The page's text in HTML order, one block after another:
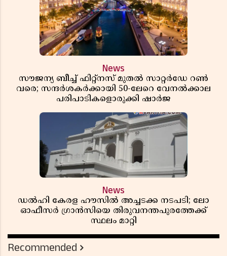
News
സൗജന്യ ബീച്ച് ഫിറ്റ്നസ് മുതൽ സാറ്റർഡേ റൺ
വരെ; സന്ദർശകർക്കായി 50-ലേറെ വേനൽക്കാല
പരിപാടികളൊരുക്കി ഷാർജ
News
ഡൽഹി കേരള ഹൗസിൽ അച്ചടക്ക നടപടി; ലോ
ഓഫീസർ ഗ്രാൻസിയെ തിരുവനന്തപുരത്തേക്ക്
സ്ഥലം മാറ്റി
Recommended